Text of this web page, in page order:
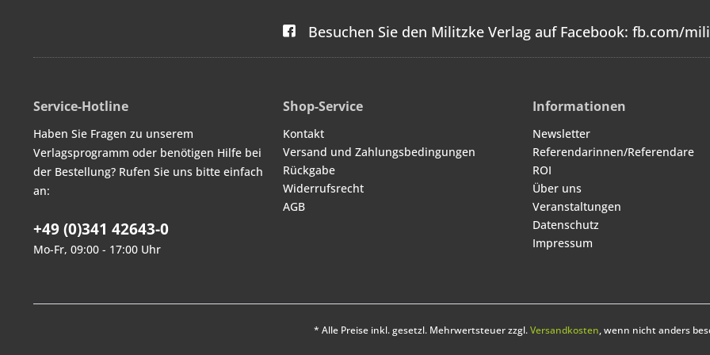
Besuchen Sie den Militzke Verlag auf Facebook: fb.com/
Service-Hotline
Haben Sie Fragen zu unserem
Verlagsprogramm oder benötigen Hilfe bei
der Bestellung? Rufen Sie uns bitte einfach
an:
+49 (0)341 42643-0
Mo-Fr, 09:00 - 17:00 Uhr
Shop-Service
Kontakt
Versand und Zahlungsbedingungen
Rückgabe
Widerrufsrecht
AGB
Informationen
Newsletter
Referendarinnen/Referendare
ROI
Über uns
Veranstaltungen
Datenschutz
Impressum
* Alle Preise inkl. gesetzl. Mehrwertsteuer zzgl.Versandkosten, wenn nicht anders